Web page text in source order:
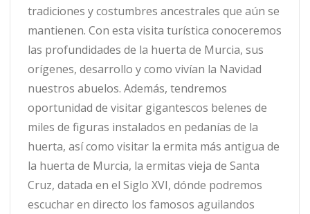
tradiciones y costumbres ancestrales que aún se
mantienen. Con esta visita turística conoceremos
las profundidades de la huerta de Murcia, sus
orígenes, desarrollo y como vivían la Navidad
nuestros abuelos. Además, tendremos
oportunidad de visitar gigantescos belenes de
miles de figuras instalados en pedanías de la
huerta, así como visitar la ermita más antigua de
la huerta de Murcia, la ermitas vieja de Santa
Cruz, datada en el Siglo XVI, dónde podremos
escuchar en directo los famosos aguilandos